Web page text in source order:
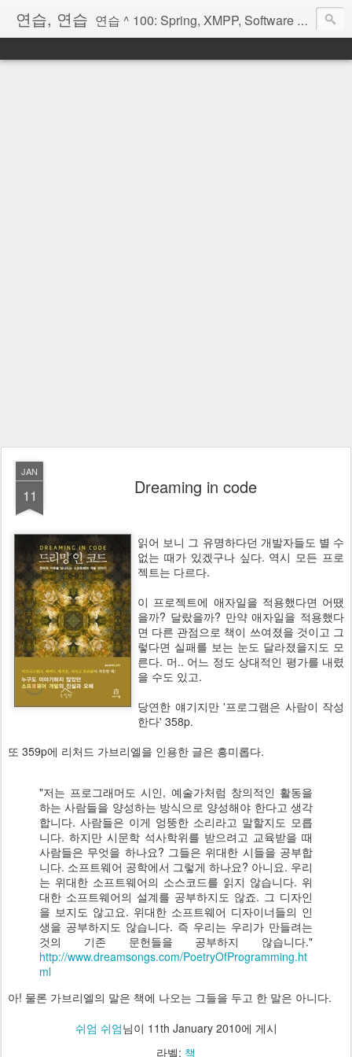
연습, 연습 연습 ^ 100: Spring, XMPP, Software Architecture, OSGi, Scala, Erlang
JAN
11 Dreaming in code
읽어 보니 그 유명하다던 개발자들도 별 수
없는 때가 있겠구나 싶다. 역시 모든 프로
젝트는 다르다.
이 프로젝트에 애자일을 적용했다면 어땠
을까? 달랐을까? 만약 애자일을 적용했다
면 다른 관점으로 책이 쓰여졌을 것이고 그
렇다면 실패를 보는 눈도 달라졌을지도 모
른다. 머.. 어느 정도 상대적인 평가를 내렸
을 수도 있고.
당연한 얘기지만 '프로그램은 사람이 작성
한다' 358p.
또 359p에 리처드 가브리엘을 인용한 글은 흥미롭다.
"저는 프로그래머도 시인, 예술가처럼 창의적인 활동을
하는 사람들을 양성하는 방식으로 양성해야 한다고 생각
합니다. 사람들은 이게 엉뚱한 소리라고 말할지도 모릅
니다. 하지만 시문학 석사학위를 받으려고 교육받을 때
사람들은 무엇을 하나요? 그들은 위대한 시들을 공부합
니다. 소프트웨어 공학에서 그렇게 하나요? 아니요. 우리
는 위대한 소프트웨어의 소스코드를 읽지 않습니다. 위
대한 소프트웨어의 설계를 공부하지도 않죠. 그 디자인
을 보지도 않고요. 위대한 소프트웨어 디자이너들의 인
생을 공부하지도 않습니다. 즉 우리는 우리가 만들려는
것의 기존 문헌들을 공부하지 않습니다."
http://www.dreamsongs.com/PoetryOfProgramming.ht
ml
아! 물론 가브리엘의 말은 책에 나오는 그들을 두고 한 말은 아니다.
쉬엄 쉬엄님이 11th January 2010에 게시
라벨: 책